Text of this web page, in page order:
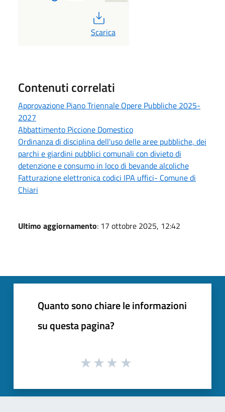
PDF
Scarica
Contenuti correlati
Approvazione Piano Triennale Opere Pubbliche 2025-
2027
Abbattimento Piccione Domestico
Ordinanza di disciplina dell'uso delle aree pubbliche, dei
parchi e giardini pubblici comunali con divieto di
detenzione e consumo in loco di bevande alcoliche
Fatturazione elettronica codici IPA uffici- Comune di
Chiari
Ultimo aggiornamento: 17 ottobre 2025, 12:42
Quanto sono chiare le informazioni
su questa pagina?